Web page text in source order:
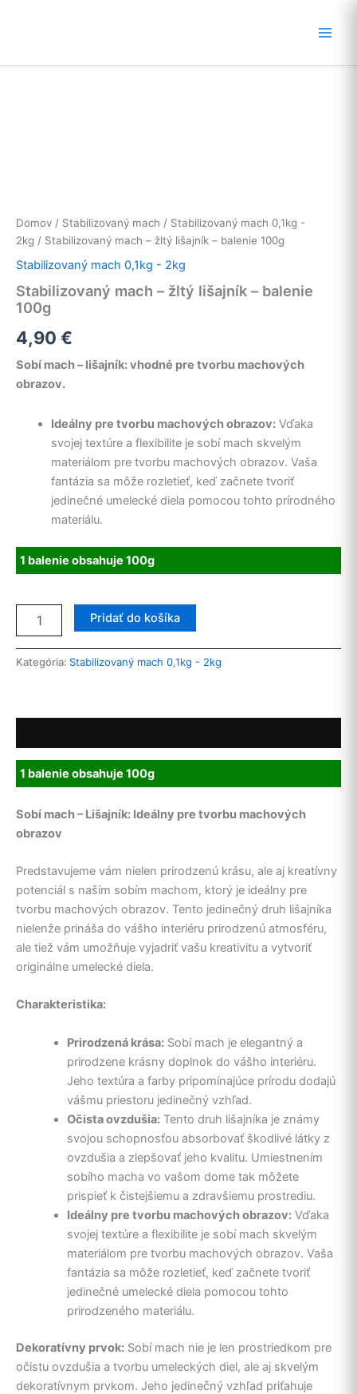
Domov / Stabilizovaný mach / Stabilizovaný mach 0,1kg -
2kg / Stabilizovaný mach – žltý lišajník – balenie 100g
Stabilizovaný mach 0,1kg - 2kg
Stabilizovaný mach – žltý lišajník – balenie
100g
4,90 €
Sobí mach – lišajník: vhodné pre tvorbu machových
obrazov.
Ideálny pre tvorbu machových obrazov:Vďaka
svojej textúre a flexibilite je sobí mach skvelým
materiálom pre tvorbu machových obrazov. Vaša
fantázia sa môže rozletieť, keď začnete tvoriť
jedinečné umelecké diela pomocou tohto prírodného
materiálu.
1 balenie obsahuje 100g
Stabilizovaný
–
Pridať do košíka
Kategória: Stabilizovaný mach 0,1kg - 2kg
1 balenie obsahuje 100g
Sobí mach – Lišajník: Ideálny pre tvorbu machových
obrazov
Predstavujeme vám nielen prirodzenú krásu, ale aj kreatívny
potenciál s naším sobím machom, ktorý je ideálny pre
tvorbu machových obrazov. Tento jedinečný druh lišajníka
nielenže prináša do vášho interiéru prirodzenú atmosféru,
ale tiež vám umožňuje vyjadriť vašu kreativitu a vytvoriť
originálne umelecké diela.
Charakteristika:
Prirodzená krása:Sobí mach je elegantný a
prirodzene krásny doplnok do vášho interiéru.
Jeho textúra a farby pripomínajúce prírodu dodajú
vášmu priestoru jedinečný vzhľad.
Očista ovzdušia:Tento druh lišajníka je známy
svojou schopnosťou absorbovať škodlivé látky z
ovzdušia a zlepšovať jeho kvalitu. Umiestnením
sobího macha vo vašom dome tak môžete
prispieť k čistejšiemu a zdravšiemu prostrediu.
Ideálny pre tvorbu machových obrazov:Vďaka
svojej textúre a flexibilite je sobí mach skvelým
materiálom pre tvorbu machových obrazov. Vaša
fantázia sa môže rozletieť, keď začnete tvoriť
jedinečné umelecké diela pomocou tohto
prirodzeného materiálu.
Dekoratívny prvok: Sobí mach nie je len prostriedkom pre
očistu ovzdušia a tvorbu umeleckých diel, ale aj skvelým
dekoratívnym prvkom. Jeho jedinečný vzhľad priťahuje